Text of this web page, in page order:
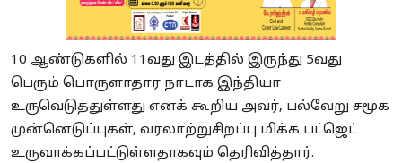
10 ஆண்டுகளில் 11வது இடத்தில் இருந்து 5வது
பெரும் பொருளாதார நாடாக இந்தியா
உருவெடுத்துள்ளது எனக் கூறிய அவர், பல்வேறு சமூக
முன்னெடுப்புகள், வரலாற்றுசிறப்பு மிக்க பட்ஜெட்
உருவாக்கப்பட்டுள்ளதாகவும் தெரிவித்தார்.